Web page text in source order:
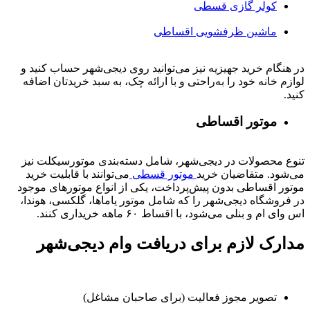
کولر گازی قسطی
ماشین ظرفشویی اقساطی
در هنگام خرید جهیزیه نیز می‌توانید روی دیجی‌شهر حساب کنید و
لوازم خانه خود را به‌راحتی و با ارائه چک، به سبد خریدتان اضافه
کنید.
موتور اقساطی
تنوع محصولات در دیجی‌شهر، شامل دسته‌بندی موتورسیکلت نیز
می‌شود. متقاضیان خرید موتور قسطی می‌توانند با قابلیت خرید
موتور اقساطی بدون پیش‌پرداخت، یکی از انواع موتورهای موجود
در فروشگاه دیجی‌شهر را که شامل موتور یاماها، گلکسی، هوندا،
اس وای ام و بنلی می‌شود، با اقساط ۶۰ ماهه خریداری کنند.
مدارک لازم برای دریافت وام دیجی‌شهر
تصویر مجوز فعالیت (برای صاحبان مشاغل)